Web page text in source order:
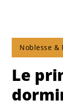
Noblesse &
Le